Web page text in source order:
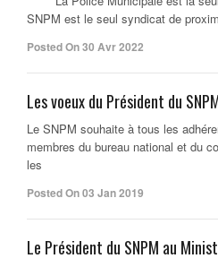
SNPM est le seul syndicat de
Posted On 30 Avr 2022
Les voeux du Président du
Le SNPM souhaite à tous les
membres du bureau national et du
les
Posted On 03 Jan 2019
Le Président du SNPM au